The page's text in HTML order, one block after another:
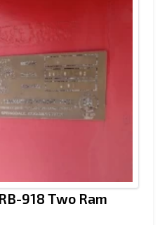
918 Two Ram